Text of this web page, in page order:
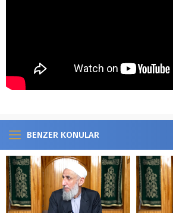
BENZER KONULAR